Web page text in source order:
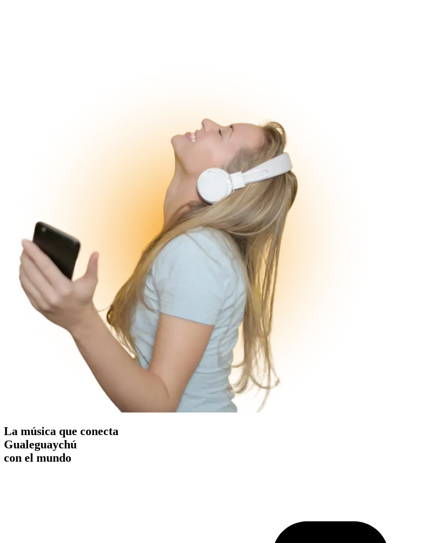
La música que conecta
Gualeguaychú
con el mundo